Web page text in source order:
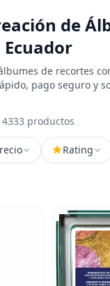
de
Ecuador
de recortes
pago seguro y
productos
Rating